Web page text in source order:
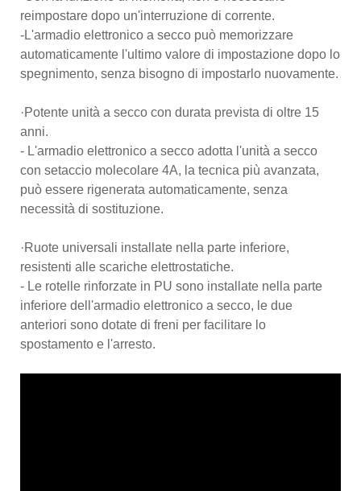
reimpostare dopo un'interruzione di corrente.
-L'armadio elettronico a secco può memorizzare
automaticamente l'ultimo valore di impostazione dopo lo
spegnimento, senza bisogno di impostarlo nuovamente.
·Potente unità a secco con durata prevista di oltre 15
anni.
- L'armadio elettronico a secco adotta l'unità a secco
con setaccio molecolare 4A, la tecnica più avanzata,
può essere rigenerata automaticamente, senza
necessità di sostituzione.
·Ruote universali installate nella parte inferiore,
resistenti alle scariche elettrostatiche.
- Le rotelle rinforzate in PU sono installate nella parte
inferiore dell'armadio elettronico a secco, le due
anteriori sono dotate di freni per facilitare lo
spostamento e l'arresto.